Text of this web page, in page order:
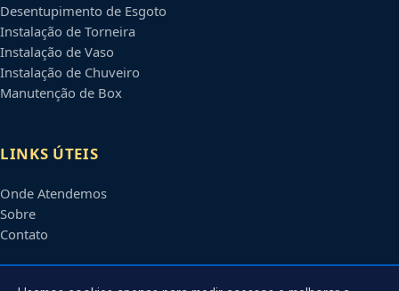
Desentupimento de Esgoto
Instalação de Torneira
Instalação de Vaso
Instalação de Chuveiro
Manutenção de Box
LINKS ÚTEIS
Onde Atendemos
Sobre
Contato